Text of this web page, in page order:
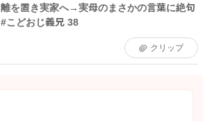
離を置き実家へ→実母のまさかの言葉に絶句
#こどおじ義兄 38
クリップ